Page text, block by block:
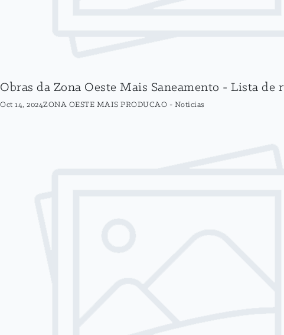
Obras da Zona Oeste Mais Saneamento - Lista de
Oct 14, 2024ZONA OESTE MAIS PRODUCAO - Noticias